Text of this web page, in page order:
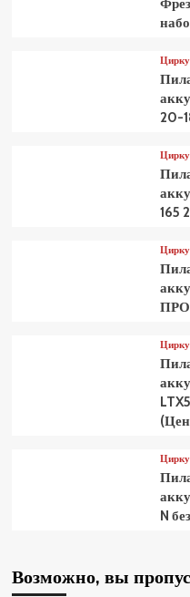
20-
165
N
Возможно, вы